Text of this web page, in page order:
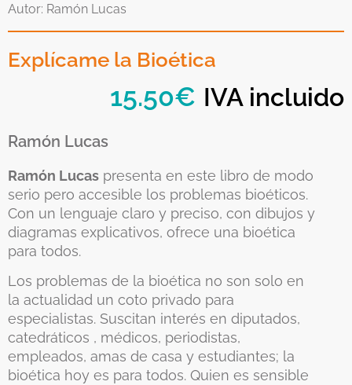
Autor: Ramón Lucas
Explícame la Bioética
15.50€ IVA incluido
Ramón Lucas
Ramón Lucas presenta en este libro de modo
serio pero accesible los problemas bioéticos.
Con un lenguaje claro y preciso, con dibujos y
diagramas explicativos, ofrece una bioética
para todos.
Los problemas de la bioética no son solo en
la actualidad un coto privado para
especialistas. Suscitan interés en diputados,
catedráticos , médicos, periodistas,
empleados, amas de casa y estudiantes; la
bioética hoy es para todos. Quien es sensible